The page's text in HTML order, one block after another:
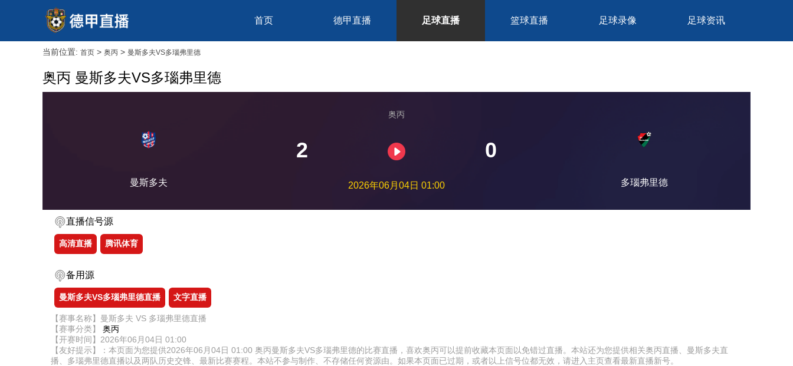
首页 德甲直播 足球直播 篮球直播 足球录像 足球资讯
当前位置: 首页 > 奥丙 > 曼斯多夫VS多瑙弗里德
奥丙 曼斯多夫VS多瑙弗里德
曼斯多夫
奥丙
2 0
2026年06月04日 01:00 多瑙弗里德
直播信号源
高清直播 腾讯体育
备用源
曼斯多夫VS多瑙弗里德直播 文字直播
【赛事名称】曼斯多夫 VS 多瑙弗里德直播
【赛事分类】 奥丙
【开赛时间】2026年06月04日 01:00
【友好提示】：本页面为您提供2026年06月04日 01:00 奥丙曼斯多夫VS多瑙弗里德的比赛直播，喜欢奥丙可以提前收藏本页面以免错过直播。本站还为您提供相关奥丙直播、曼斯多夫直
播、多瑙弗里德直播以及两队历史交锋、最新比赛赛程。本站不参与制作、不存储任何资源由。如果本页面已过期，或者以上信号位都无效，请进入主页查看最新直播新号。